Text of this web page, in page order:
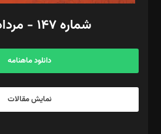
آگهی و مشترکین: ۰۹۱۹۹۹۹۰۴۵۴
شماره ۱۴۷ - مرداد ۱۴۰۵
دانلود ماهنامه
نمایش مقالات